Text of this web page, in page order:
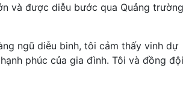
và được diễu bước qua Quảng trường
ngũ diễu binh, tôi cảm thấy vinh dự
phúc của gia đình. Tôi và đồng đội